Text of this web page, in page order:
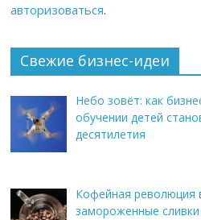
авторизоваться.
Свежие бизнес-идеи
Небо зовёт: как
обучении детей
десятилетия
Кофейная революция
замороженные